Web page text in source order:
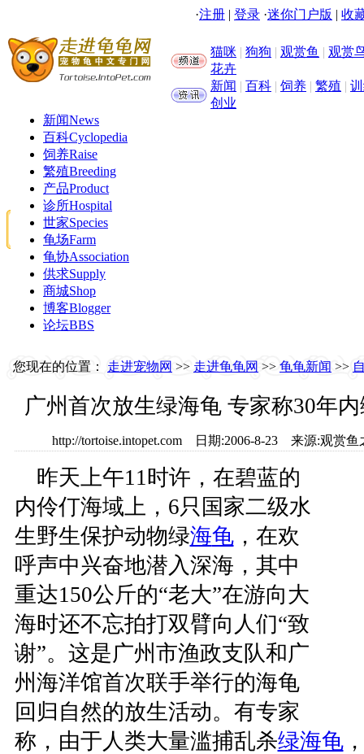
·注册 | 登录 ·迷你门户版 | 收
猫咪 | 狗狗 | 观赏鱼 | 观赏
花卉
新闻 | 百科 | 饲养 | 繁殖 |
创业
新闻News
百科Cyclopedia
饲养Raise
繁殖Breeding
产品Product
诊所Hospital
世家Species
龟场Farm
龟协Association
供求Supply
商城Shop
博客Blogger
论坛BBS
您现在的位置： 走进宠物网 >> 走进龟龟网 >> 龟龟新闻 >>
广州首次放生绿海龟 专家称30年
http://tortoise.intopet.com 日期:2006-8-23 来源:观
昨天上午11时许，在碧蓝的
内伶仃海域上，6只国家二级水
生野生保护动物绿海龟，在欢
呼声中兴奋地潜入深海，其中
重达150公斤的“老大”在游向大
海时还不忘拍打双臂向人们“致
谢”。这是广州市渔政支队和广
州海洋馆首次联手举行的海龟
回归自然的放生活动。有专家
称，由于人类大量滥捕乱杀绿海龟